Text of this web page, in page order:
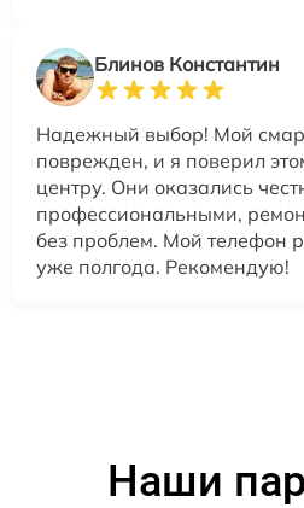
Блинов Константин
Надежный выбор! Мой
поврежден, и я поверил
центру. Они оказались
профессиональными,
без проблем. Мой телефон
уже полгода. Рекомендую!
Наши